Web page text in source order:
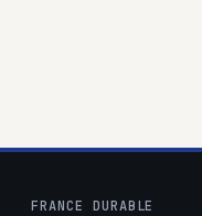
FRANCE DURABLE